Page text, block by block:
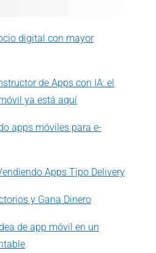
digital con mayor
de Apps con IA: el
ya está aquí
apps móviles para e-
Apps Tipo Delivery
y Gana Dinero
de app móvil en un